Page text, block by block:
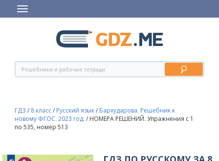
ГДЗ / 8 класс/ Русский язык/ Бархударова. Решебник к
новому ФГОС. 2023 год. / НОМЕРА РЕШЕНИЙ. Упражнения с 1
по 535, номер 513